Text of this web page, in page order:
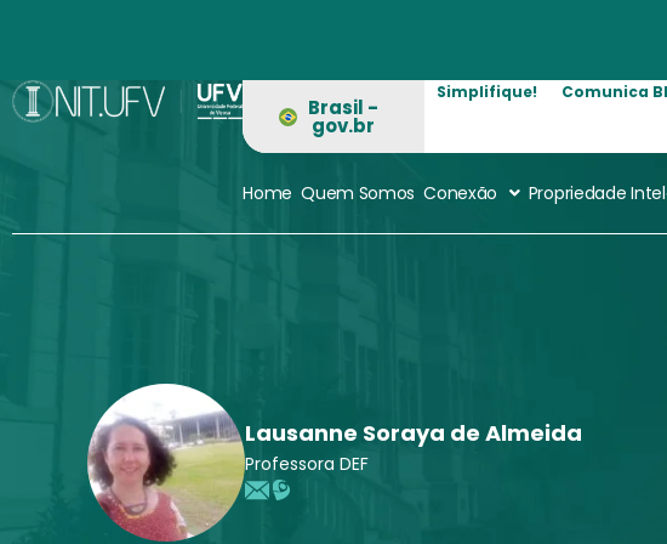
conteúdo
Brasil -
gov.br
Simplifique! Comunica
Home Quem Somos Conexão Propriedade
Lausanne Soraya de Almeida
Professora DEF
E L